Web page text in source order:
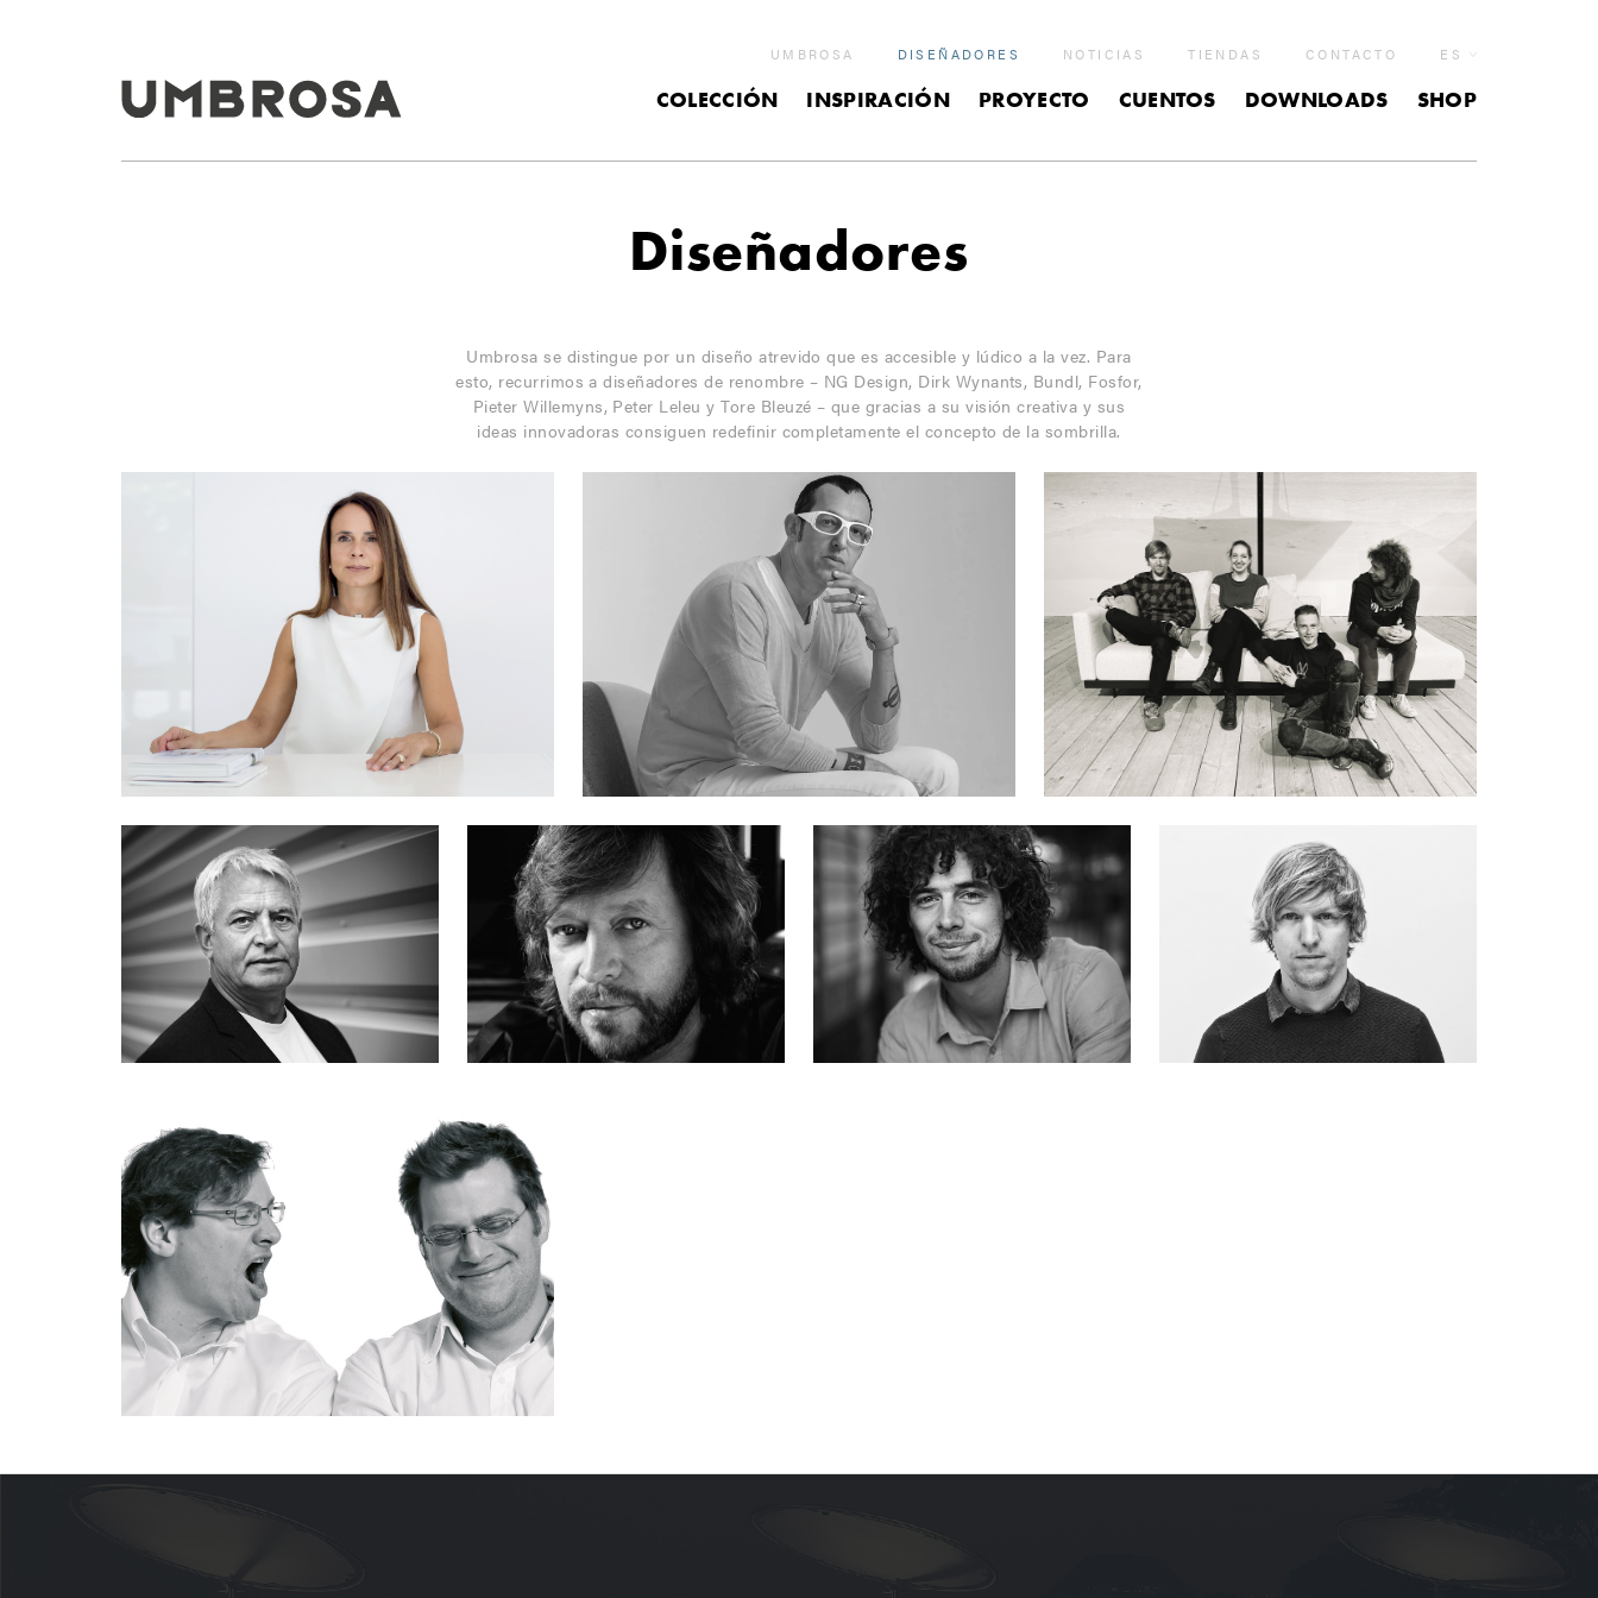
UMBROSA DISEÑADORES NOTICIAS TIENDAS CONTACTO ES
COLECCIÓN INSPIRACIÓN PROYECTO CUENTOS DOWNLOADS SHOP
Diseñadores
Umbrosa se distingue por un diseño atrevido que es accesible y lúdico a la vez. Para
esto, recurrimos a diseñadores de renombre – NG Design, Dirk Wynants, Bundl, Fosfor,
Pieter Willemyns, Peter Leleu y Tore Bleuzé – que gracias a su visión creativa y sus
ideas innovadoras consiguen redefinir completamente el concepto de la sombrilla.